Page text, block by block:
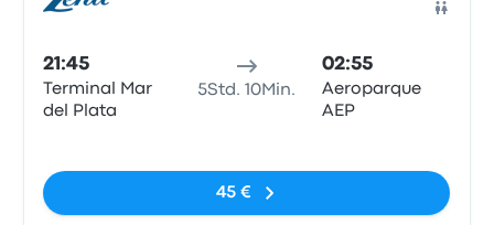
21:45
Terminal Mar
del Plata
5Std. 10Min.
02:55
Aeroparque
AEP
45 €